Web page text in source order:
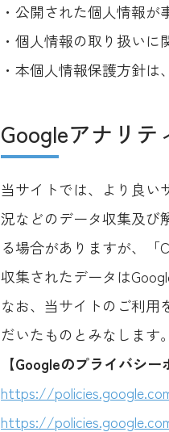
・公開された個人情報が
・個人情報の取り扱いに
・本個人情報保護方針は
Googleアナリ
当サイトでは、より良い
況などのデータ収集及び
る場合がありますが、「
収集されたデータは
なお、当サイトのご利用
だいたものとみなします。
【Googleのプライバシー
https://
https://